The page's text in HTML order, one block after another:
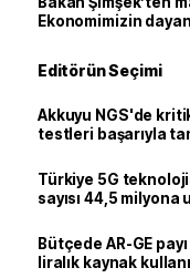
Ekonomimizin
Editörün Seçimi
Akkuyu NGS'de
testleri başarıyla
Türkiye 5G
sayısı 44,5 milyona
Bütçede AR-GE
liralık kaynak